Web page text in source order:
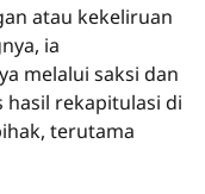
atau kekeliruan
ia
melalui saksi dan
hasil rekapitulasi di
terutama